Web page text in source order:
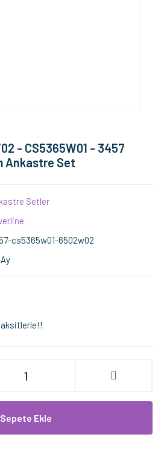
- CS5365W01 - 3457
Ankastre Set
Setler
cs5365w01-6502w02
Sepete Ekle